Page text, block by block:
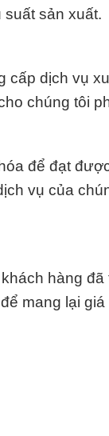
suất sản xuất.
cấp dịch vụ
chúng tôi
để đạt
vụ của
hàng
mang lại